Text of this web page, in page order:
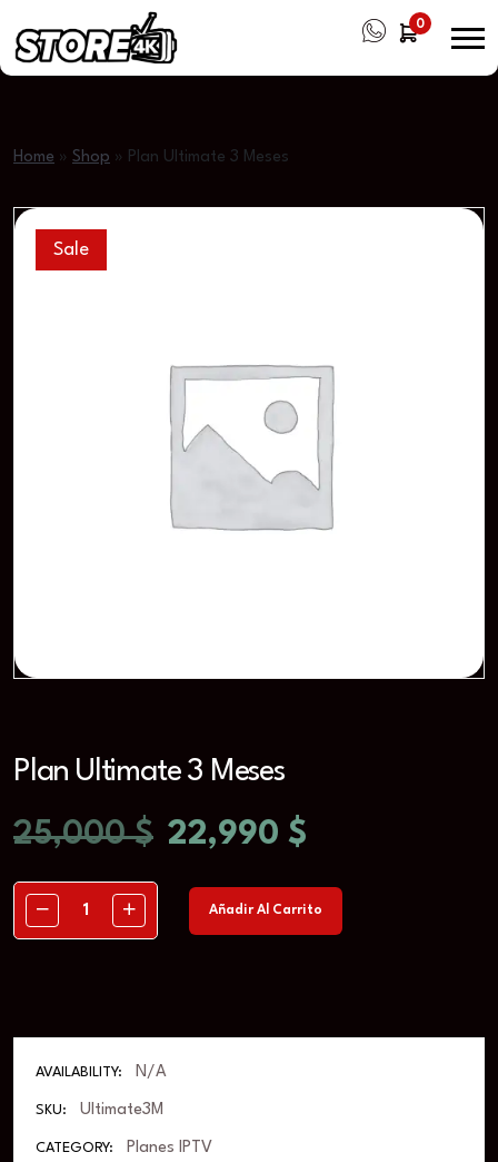
0
Home » Shop » Plan Ultimate 3 Meses
Sale
Plan Ultimate 3 Meses
25,000$ 22,990 $
Añadir Al Carrito
AVAILABILITY: N/A
SKU: Ultimate3M
CATEGORY: Planes IPTV